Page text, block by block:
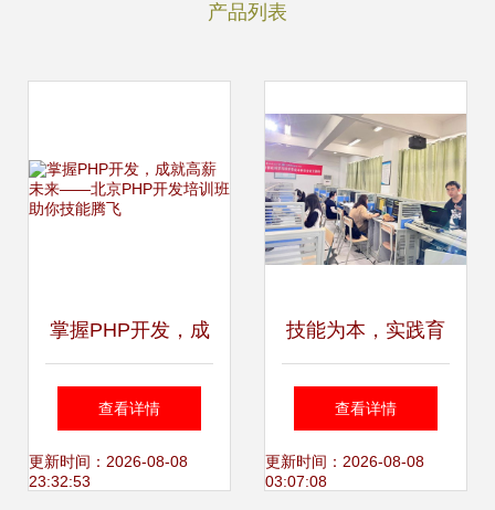
产品列表
掌握PHP开发，成
就高薪未来——北
京PHP开发培训班
查看详情
更新时间：2026-08-08
23:32:53
技能为本，实践育
人——信息工程学
院2023届计算机科
查看详情
更新时间：2026-08-08
03:07:08